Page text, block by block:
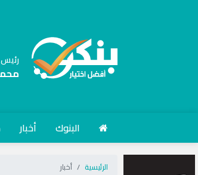
رئيس
البنوك أخبار
الرئيسية أخبار